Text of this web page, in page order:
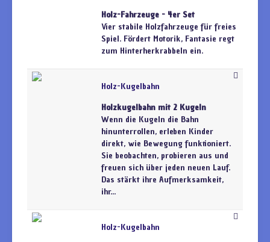
Holz-Fahrzeuge - 4er Set
Vier stabile Holzfahrzeuge für freies
Spiel. Fördert Motorik, Fantasie regt
zum Hinterherkrabbeln ein.
Holz-Kugelbahn
Holzkugelbahn mit 2 Kugeln
Wenn die Kugeln die Bahn
hinunterrollen, erleben Kinder
direkt, wie Bewegung funktioniert.
Sie beobachten, probieren aus und
freuen sich über jeden neuen Lauf.
Das stärkt ihre Aufmerksamkeit,
ihr...
Holz-Kugelbahn